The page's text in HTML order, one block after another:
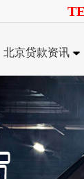
北京贷款资讯